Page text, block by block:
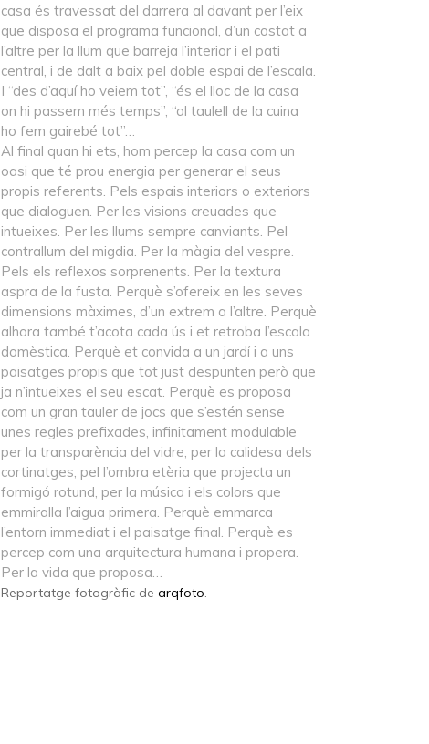
casa és travessat del darrera al davant per l’eix
que disposa el programa funcional, d’un costat a
l’altre per la llum que barreja l’interior i el pati
central, i de dalt a baix pel doble espai de l’escala.
I “des d’aquí ho veiem tot”, “és el lloc de la casa
on hi passem més temps”, “al taulell de la cuina
ho fem gairebé tot”…
Al final quan hi ets, hom percep la casa com un
oasi que té prou energia per generar el seus
propis referents. Pels espais interiors o exteriors
que dialoguen. Per les visions creuades que
intueixes. Per les llums sempre canviants. Pel
contrallum del migdia. Per la màgia del vespre.
Pels els reflexos sorprenents. Per la textura
aspra de la fusta. Perquè s’ofereix en les seves
dimensions màximes, d’un extrem a l’altre. Perquè
alhora també t’acota cada ús i et retroba l’escala
domèstica. Perquè et convida a un jardí i a uns
paisatges propis que tot just despunten però que
ja n’intueixes el seu escat. Perquè es proposa
com un gran tauler de jocs que s’estén sense
unes regles prefixades, infinitament modulable
per la transparència del vidre, per la calidesa dels
cortinatges, pel l’ombra etèria que projecta un
formigó rotund, per la música i els colors que
emmiralla l’aigua primera. Perquè emmarca
l’entorn immediat i el paisatge final. Perquè es
percep com una arquitectura humana i propera.
Per la vida que proposa…
Reportatge fotogràfic dearqfoto.